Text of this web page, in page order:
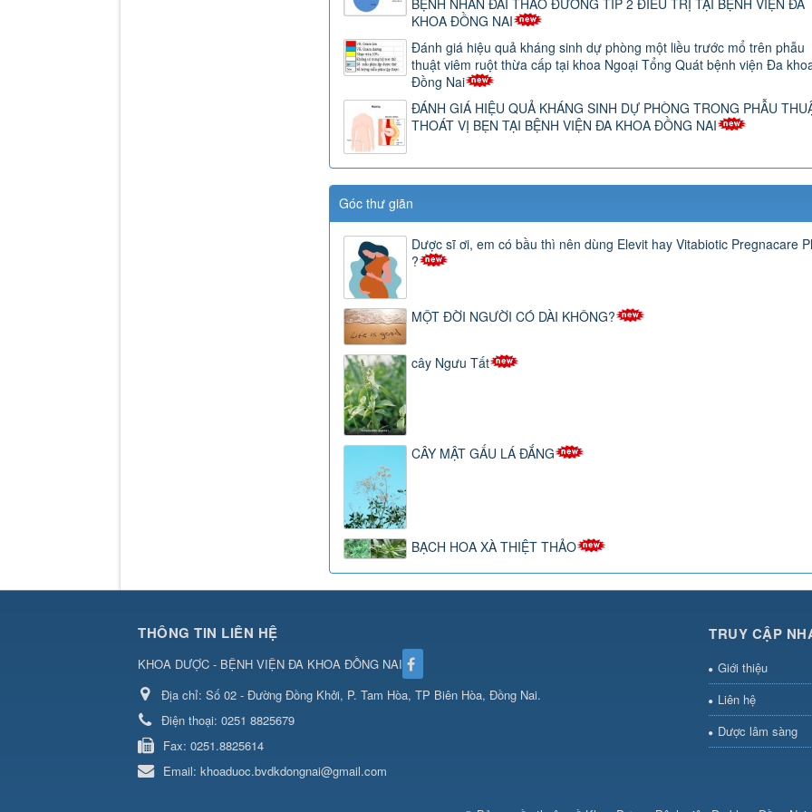
BỆNH NHÂN ĐÁI THÁO ĐƯỜNG TÍP 2 ĐIỀU TRỊ TẠI BỆNH VIỆN ĐA
KHOA ĐỒNG NAI
Đánh giá hiệu quả kháng sinh dự phòng một liều trước mổ trên phẫu
thuật viêm ruột thừa cấp tại khoa Ngoại Tổng Quát bệnh viện Đa
Đồng Nai
ĐÁNH GIÁ HIỆU QUẢ KHÁNG SINH DỰ PHÒNG TRONG PHẪU
THOÁT VỊ BẸN TẠI BỆNH VIỆN ĐA KHOA ĐỒNG NAI
Góc thư giãn
Dược sĩ ơi, em có bầu thì nên dùng Elevit hay Vitabiotic Pregnacare
?
MỘT ĐỜI NGƯỜI CÓ DÀI KHÔNG?
cây Ngưu Tất
CÂY MẬT GẤU LÁ ĐẮNG
BẠCH HOA XÀ THIỆT THẢO
THÔNG TIN LIÊN HỆ
KHOA DƯỢC - BỆNH VIỆN ĐA KHOA ĐỒNG NAI
Địa chỉ: Số 02 - Đường Đồng Khởi, P. Tam Hòa, TP Biên Hòa, Đồng Nai.
Điện thoại: 0251 8825679
Fax: 0251.8825614
Email: khoaduoc.bvdkdongnai@gmail.com
TRUY CẬP
Giới thiệu
Liên hệ
Dược lâm sàng